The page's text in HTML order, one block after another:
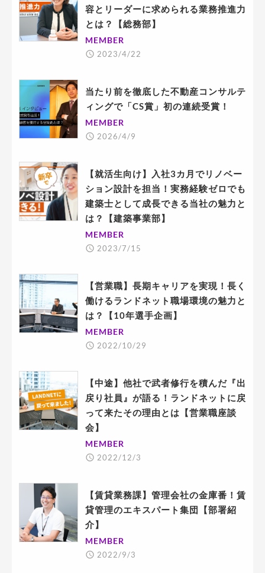
容とリーダーに求められる業務推進力
とは？【総務部】
MEMBER
2023/4/22
当たり前を徹底した不動産コンサルテ
ィングで「CS賞」初の連続受賞！
MEMBER
2026/4/9
【就活生向け】入社3カ月でリノベー
ション設計を担当！実務経験ゼロでも
建築士として成長できる当社の魅力と
は？【建築事業部】
MEMBER
2023/7/15
【営業職】長期キャリアを実現！長く
働けるランドネット職場環境の魅力と
は？【10年選手企画】
MEMBER
2022/10/29
【中途】他社で武者修行を積んだ『出
戻り社員』が語る！ランドネットに戻
って来たその理由とは【営業職座談
会】
MEMBER
2022/12/3
【賃貸業務課】管理会社の金庫番！賃
貸管理のエキスパート集団【部署紹
介】
MEMBER
2022/9/3